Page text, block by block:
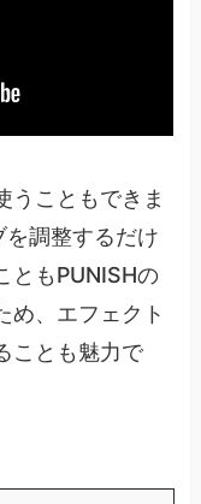
うこともできま
調整するだけ
ともPUNISHの
め、エフェクト
ことも魅力で